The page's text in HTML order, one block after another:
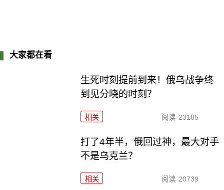
大家都在看
生死时刻提前到来！俄乌战争终
到见分晓的时刻？
相关 阅读 23185
打了4年半，俄回过神，最大对手
不是乌克兰？
相关 阅读 20739